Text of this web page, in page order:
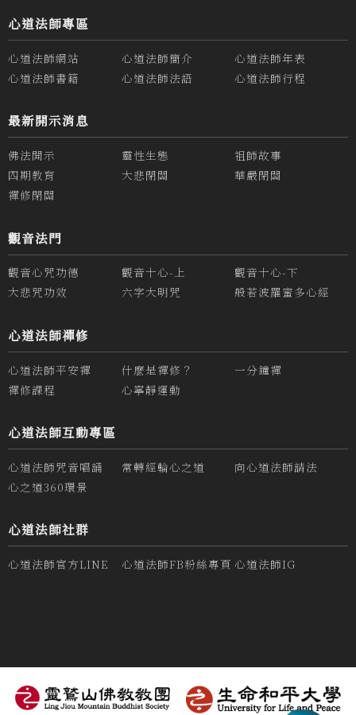
心道法師專區
心道法師網站 心道法師簡介
心道法師年表
心道法師書籍
心道法師法語 心道法師行程
最新開示消息
佛法開示 靈性生態
祖師故事
四期教育
大悲閉關
華嚴閉關
禪修閉關
觀音法門
觀音心咒功德 觀音十心-上
觀音十心-下
大悲咒功效
六字大明咒 般若波羅蜜多心經
心道法師禪修
心道法師平安禪 什麼是禪修？
一分鐘禪
禪修課程
心寧靜運動
心道法師互動專區
心道法師咒音唱誦 常轉經輪心之道
向心道法師請法
心之道360環景
心道法師社群
心道法師官方LINE 心道法師FB粉絲專頁 心道法師IG